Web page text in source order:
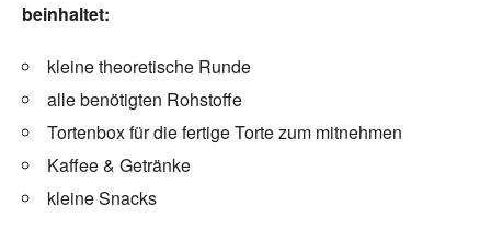
beinhaltet:
kleine theoretische Runde
alle benötigten Rohstoffe
Tortenbox für die fertige Torte zum mitnehmen
Kaffee & Getränke
kleine Snacks